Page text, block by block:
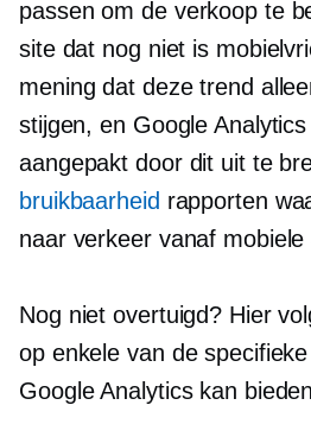
passen om de verkoop te
site dat nog niet is
mening dat deze trend
stijgen, en Google
aangepakt door dit uit te
bruikbaarheid rapporten
naar verkeer vanaf mobiele
Nog niet overtuigd? Hier
op enkele van de
Google Analytics kan